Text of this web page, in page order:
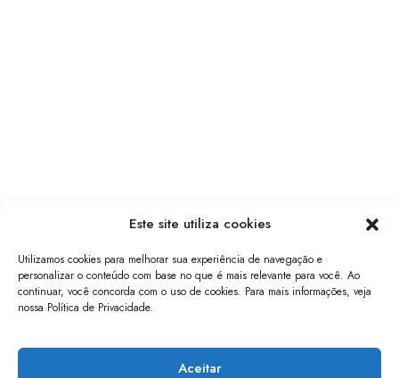
Este site utiliza cookies
Utilizamos cookies para melhorar sua experiência de navegação e
personalizar o conteúdo com base no que é mais relevante para você. Ao
continuar, você concorda com o uso de cookies. Para mais informações, veja
nossa Política de Privacidade.
Aceitar
papo de software